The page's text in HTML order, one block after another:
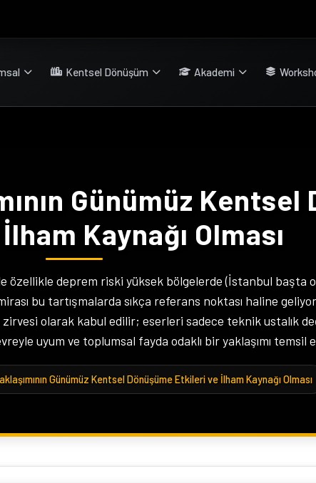
Kentsel Dönüşüm Akademi
Günümüz Kentsel
Kaynağı Olması
özellikle deprem riski yüksek bölgelerde (İstanbul başta
bu tartışmalarda sıkça referans noktası haline
zirvesi olarak kabul edilir; eserleri sadece teknik ustalık
uyum ve toplumsal fayda odaklı bir yaklaşımı temsil
Günümüz Kentsel Dönüşüme Etkileri ve İlham Kaynağı Olması